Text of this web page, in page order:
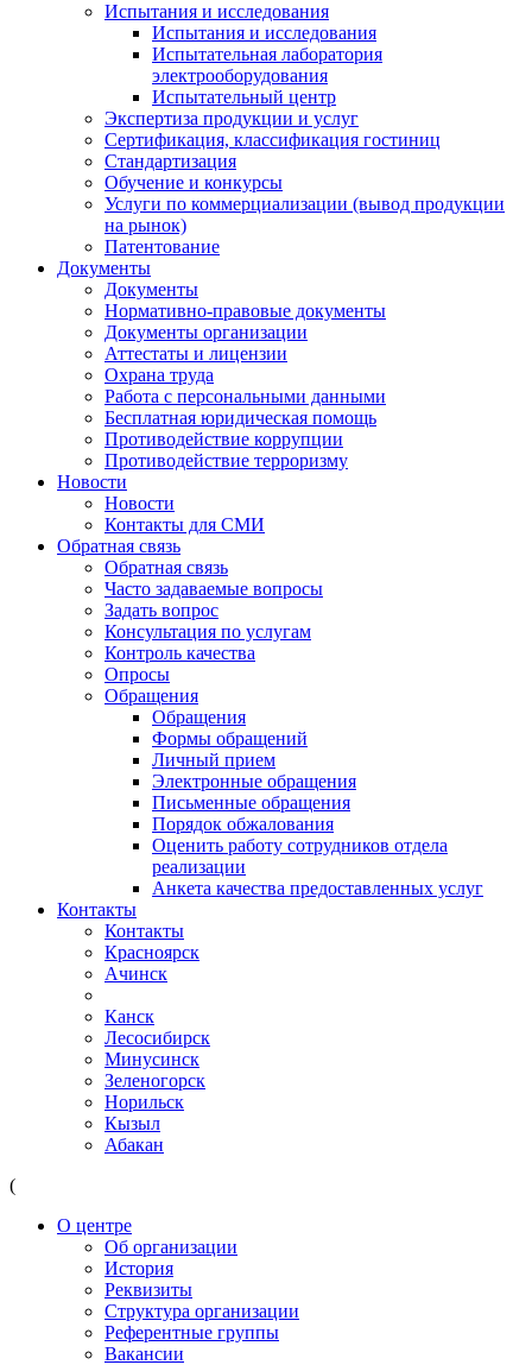
Испытания и исследования
Испытания и исследования
Испытательная лаборатория
электрооборудования
Испытательный центр
Экспертиза продукции и услуг
Сертификация, классификация гостиниц
Стандартизация
Обучение и конкурсы
Услуги по коммерциализации (вывод продукции
на рынок)
Патентование
Документы
Документы
Нормативно-правовые документы
Документы организации
Аттестаты и лицензии
Охрана труда
Работа с персональными данными
Бесплатная юридическая помощь
Противодействие коррупции
Противодействие терроризму
Новости
Новости
Контакты для СМИ
Обратная связь
Обратная связь
Часто задаваемые вопросы
Задать вопрос
Консультация по услугам
Контроль качества
Опросы
Обращения
Обращения
Формы обращений
Личный прием
Электронные обращения
Письменные обращения
Порядок обжалования
Оценить работу сотрудников отдела
реализации
Анкета качества предоставленных услуг
Контакты
Контакты
Красноярск
Ачинск
Канск
Лесосибирск
Минусинск
Зеленогорск
Норильск
Кызыл
Абакан
(
О центре
Об организации
История
Реквизиты
Структура организации
Референтные группы
Вакансии